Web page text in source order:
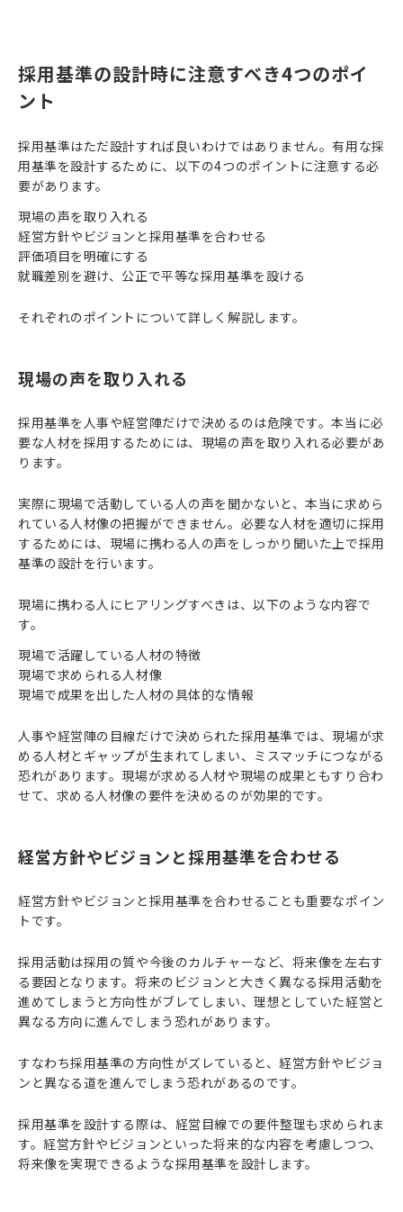
採用基準の設計時に注意すべき4つのポイ
ント
採用基準はただ設計すれば良いわけではありません。有用な採
用基準を設計するために、以下の4つのポイントに注意する必
要があります。
現場の声を取り入れる
経営方針やビジョンと採用基準を合わせる
評価項目を明確にする
就職差別を避け、公正で平等な採用基準を設ける
それぞれのポイントについて詳しく解説します。
現場の声を取り入れる
採用基準を人事や経営陣だけで決めるのは危険です。本当に必
要な人材を採用するためには、現場の声を取り入れる必要があ
ります。
実際に現場で活動している人の声を聞かないと、本当に求めら
れている人材像の把握ができません。必要な人材を適切に採用
するためには、現場に携わる人の声をしっかり聞いた上で採用
基準の設計を行います。
現場に携わる人にヒアリングすべきは、以下のような内容で
す。
現場で活躍している人材の特徴
現場で求められる人材像
現場で成果を出した人材の具体的な情報
人事や経営陣の目線だけで決められた採用基準では、現場が求
める人材とギャップが生まれてしまい、ミスマッチにつながる
恐れがあります。現場が求める人材や現場の成果ともすり合わ
せて、求める人材像の要件を決めるのが効果的です。
経営方針やビジョンと採用基準を合わせる
経営方針やビジョンと採用基準を合わせることも重要なポイン
トです。
採用活動は採用の質や今後のカルチャーなど、将来像を左右す
る要因となります。将来のビジョンと大きく異なる採用活動を
進めてしまうと方向性がブレてしまい、理想としていた経営と
異なる方向に進んでしまう恐れがあります。
すなわち採用基準の方向性がズレていると、経営方針やビジョ
ンと異なる道を進んでしまう恐れがあるのです。
採用基準を設計する際は、経営目線での要件整理も求められま
す。経営方針やビジョンといった将来的な内容を考慮しつつ、
将来像を実現できるような採用基準を設計します。